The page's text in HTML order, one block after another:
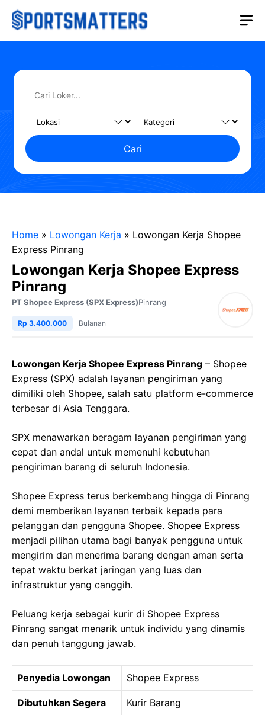
Langsung
Cari
Home » Lowongan Kerja » Lowongan Kerja Shopee
Express Pinrang
Lowongan Kerja Shopee Express
Pinrang
PT Shopee Express (SPX Express)Pinrang
Rp 3.400.000 Bulanan
Lowongan Kerja Shopee Express Pinrang – Shopee
Express (SPX) adalah layanan pengiriman yang
dimiliki oleh Shopee, salah satu platform e-commerce
terbesar di Asia Tenggara.
SPX menawarkan beragam layanan pengiriman yang
cepat dan andal untuk memenuhi kebutuhan
pengiriman barang di seluruh Indonesia.
Shopee Express terus berkembang hingga di Pinrang
demi memberikan layanan terbaik kepada para
pelanggan dan pengguna Shopee. Shopee Express
menjadi pilihan utama bagi banyak pengguna untuk
mengirim dan menerima barang dengan aman serta
tepat waktu berkat jaringan yang luas dan
infrastruktur yang canggih.
Peluang kerja sebagai kurir di Shopee Express
Pinrang sangat menarik untuk individu yang dinamis
dan penuh tanggung jawab.
Penyedia Lowongan Shopee Express
Dibutuhkan Segera Kurir Barang